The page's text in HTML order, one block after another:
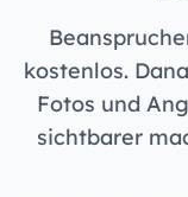
kostenlos.
Fotos und
sichtbarer